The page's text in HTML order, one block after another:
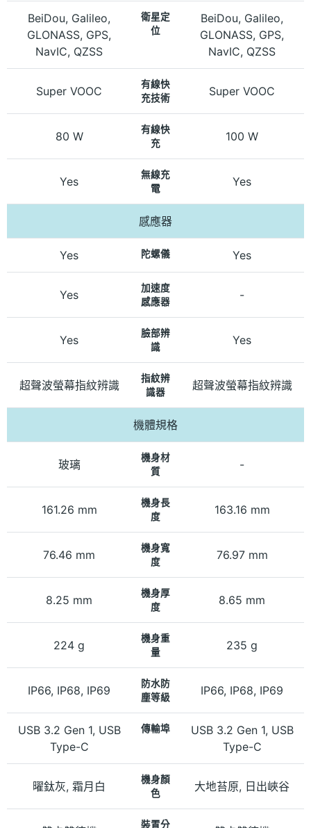
BeiDou, Galileo,
GLONASS, GPS,
NavIC, QZSS
衛星定
位
BeiDou, Galileo,
GLONASS, GPS,
NavIC, QZSS
Super VOOC
有線快
充技術
Super VOOC
80 W
有線快
充
100 W
Yes
無線充
電
Yes
感應器
Yes 陀螺儀 Yes
Yes
加速度
感應器
-
Yes
臉部辨
識
Yes
超聲波螢幕指紋辨識
指紋辨
識器
超聲波螢幕指紋辨識
機體規格
玻璃
機身材
質
-
161.26 mm
機身長
度
163.16 mm
76.46 mm
機身寬
度
76.97 mm
8.25 mm
機身厚
度
8.65 mm
224 g
機身重
量
235 g
IP66, IP68, IP69
防水防
塵等級
IP66, IP68, IP69
USB 3.2 Gen 1, USB
Type-C
傳輸埠
USB 3.2 Gen 1, USB
Type-C
曜鈦灰, 霜月白
機身顏
色
大地苔原, 日出峽谷
裝置分